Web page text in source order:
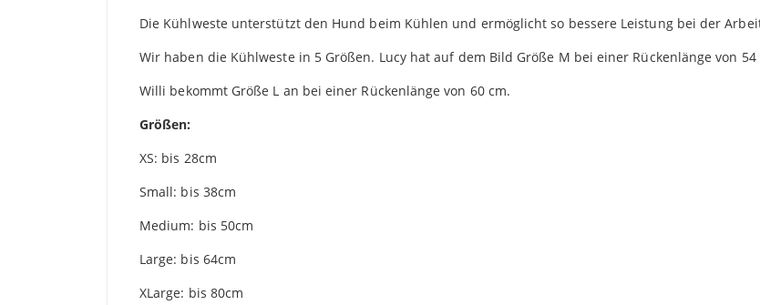
Die Kühlweste unterstützt den Hund beim Kühlen und ermöglicht so bessere Leistung bei der
Wir haben die Kühlweste in 5 Größen. Lucy hat auf dem Bild Größe M bei einer Rückenlänge von
Willi bekommt Größe L an bei einer Rückenlänge von 60 cm.
Größen:
XS: bis 28cm
Small: bis 38cm
Medium: bis 50cm
Large: bis 64cm
XLarge: bis 80cm